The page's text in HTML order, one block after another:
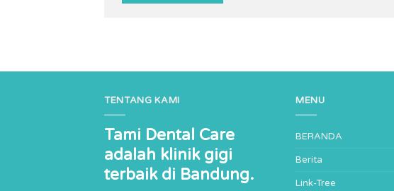
TENTANG KAMI
Tami Dental Care
adalah klinik gigi
terbaik di Bandung.
MENU
BERANDA
Berita
Link-Tree